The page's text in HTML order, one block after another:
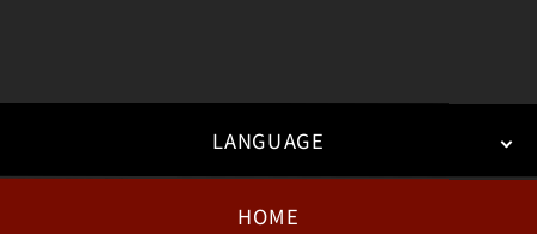
LANGUAGE
English
HOME